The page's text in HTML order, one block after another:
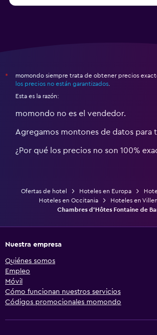
*
momondo siempre trata de obtener precios
los precios no están garantizados
Esta es la razón:
momondo no es el vendedor.
Agregamos montones de datos para
¿Por qué los precios no son 100%
Ofertas de hotel Hoteles en Europa
Hoteles en Occitania
Hoteles en
Chambres d'Hôtes Fontaine de
Nuestra empresa
Quiénes somos
Empleo
Móvil
Cómo funcionan nuestros servicios
Códigos promocionales momondo